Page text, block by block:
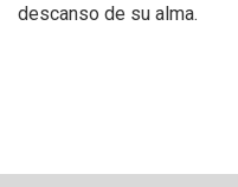
descanso de su alma.